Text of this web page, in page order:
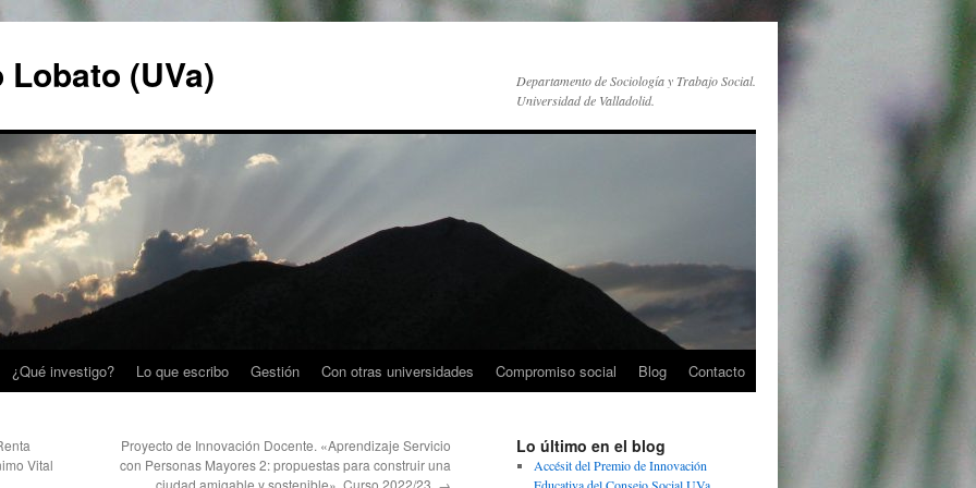
(UVa)
Departamento de Sociología y Trabajo Social.
Universidad de Valladolid.
¿Qué investigo? Lo que escribo Gestión Con otras universidades Compromiso social Blog Contacto
Vital
Proyecto de Innovación Docente. «Aprendizaje Servicio
con Personas Mayores 2: propuestas para construir una
ciudad amigable y sostenible». Curso 2022/23. →
Lo último en el blog
Accésit del Premio de Innovación